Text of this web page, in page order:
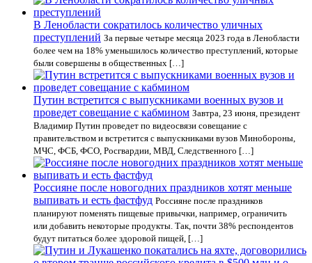
В Ленобласти сократилось количество уличных
преступлений За первые четыре месяца 2023 года в Ленобласти
более чем на 18% уменьшилось количество преступлений, которые
были совершены в общественных […]
Путин встретится с выпускниками военных вузов и
проведет совещание с кабмином Завтра, 23 июня, президент
Владимир Путин проведет по видеосвязи совещание с
правительством и встретится с выпускниками вузов Минобороны,
МЧС, ФСБ, ФСО, Росгвардии, МВД, Следственного […]
Россияне после новогодних праздников хотят меньше
выпивать и есть фастфуд Россияне после праздников
планируют поменять пищевые привычки, например, ограничить
или добавить некоторые продукты. Так, почти 38% респондентов
будут питаться более здоровой пищей, […]